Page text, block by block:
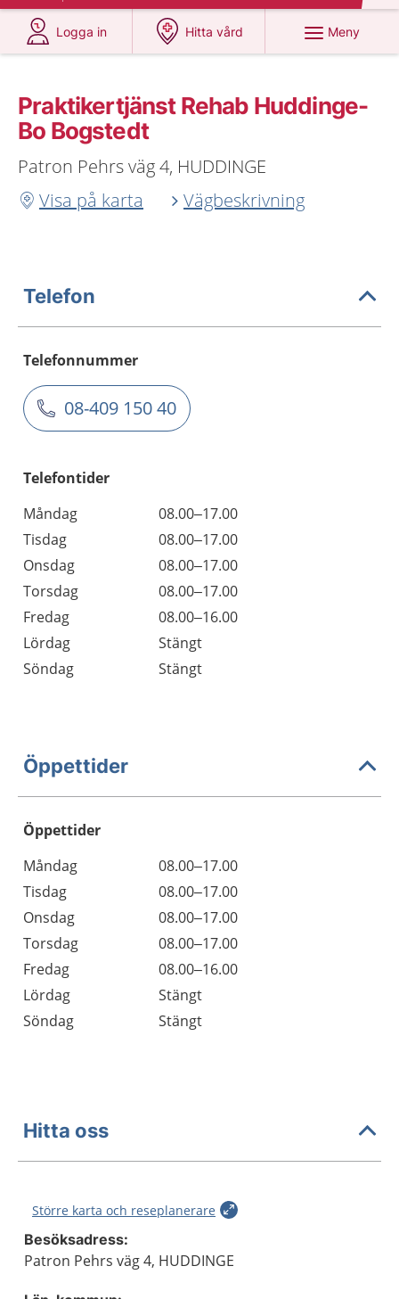
Logga in
på 1177.se
Hitta vård
på 1177.se
Meny
Praktikertjänst Rehab Huddinge-
Bo Bogstedt
Patron Pehrs väg 4, HUDDINGE
Visa på karta
Vägbeskrivning
Telefon
Telefonnummer
08-409 150 40
Telefontider
Måndag
08.00–17.00
Tisdag
08.00–17.00
Onsdag
08.00–17.00
Torsdag
08.00–17.00
Fredag
08.00–16.00
Lördag
Stängt
Söndag
Stängt
Öppettider
Öppettider
Dag
Öppettider
Kommentarer
Måndag
08.00–17.00
Tisdag
08.00–17.00
Onsdag
08.00–17.00
Torsdag
08.00–17.00
Fredag
08.00–16.00
Lördag
Stängt
Söndag
Stängt
Hitta oss
Större karta och reseplanerare
Besöksadress:
Patron Pehrs väg 4, HUDDINGE